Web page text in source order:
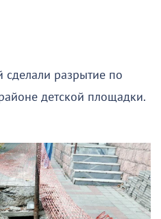
разрытие по
детской площадки.